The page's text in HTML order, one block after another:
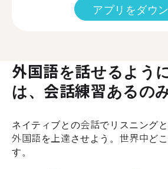
アプリをダウ
外国語を話せるよう
は、会話練習あるの
ネイティブとの会話でリスニングと
外国語を上達させよう。世界中ど
す。